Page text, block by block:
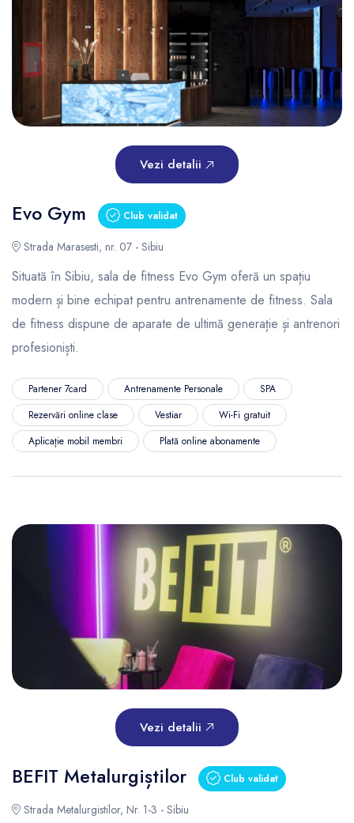
Vezi detalii
Evo Gym Club validat
Strada Marasesti, nr. 07 - Sibiu
Situată în Sibiu, sala de fitness Evo Gym oferă un spațiu
modern și bine echipat pentru antrenamente de fitness. Sala
de fitness dispune de aparate de ultimă generație și antrenori
profesioniști.
Partener 7card Antrenamente Personale
SPA
Rezervări online clase
Vestiar
Wi-Fi gratuit
Aplicație mobil membri
Plată online abonamente
Vezi detalii
BEFIT Metalurgiștilor Club validat
Strada Metalurgistilor, Nr. 1-3 - Sibiu